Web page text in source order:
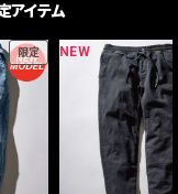
アイテム
限定 NEW